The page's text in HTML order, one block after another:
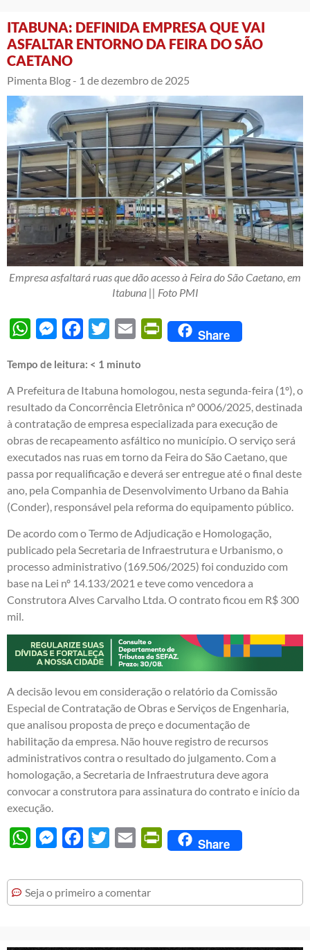
ITABUNA: DEFINIDA EMPRESA QUE VAI
ASFALTAR ENTORNO DA FEIRA DO SÃO
CAETANO
Pimenta Blog - 1 de dezembro de 2025
Empresa asfaltará ruas que dão acesso à Feira do São Caetano, em
Itabuna || Foto PMI
WhatsAppMessengerFacebook
Twitter Email PrintFriendly
Share
Tempo de leitura: < 1 minuto
A Prefeitura de Itabuna homologou, nesta segunda-feira (1º), o
resultado da Concorrência Eletrônica nº 0006/2025, destinada
à contratação de empresa especializada para execução de
obras de recapeamento asfáltico no município. O serviço será
executados nas ruas em torno da Feira do São Caetano, que
passa por requalificação e deverá ser entregue até o final deste
ano, pela Companhia de Desenvolvimento Urbano da Bahia
(Conder), responsável pela reforma do equipamento público.
De acordo com o Termo de Adjudicação e Homologação,
publicado pela Secretaria de Infraestrutura e Urbanismo, o
processo administrativo (169.506/2025) foi conduzido com
base na Lei nº 14.133/2021 e teve como vencedora a
Construtora Alves Carvalho Ltda. O contrato ficou em R$ 300
mil.
A decisão levou em consideração o relatório da Comissão
Especial de Contratação de Obras e Serviços de Engenharia,
que analisou proposta de preço e documentação de
habilitação da empresa. Não houve registro de recursos
administrativos contra o resultado do julgamento. Com a
homologação, a Secretaria de Infraestrutura deve agora
convocar a construtora para assinatura do contrato e início da
execução.
WhatsAppMessengerFacebook
Twitter Email PrintFriendly
Share
Seja o primeiro a comentar